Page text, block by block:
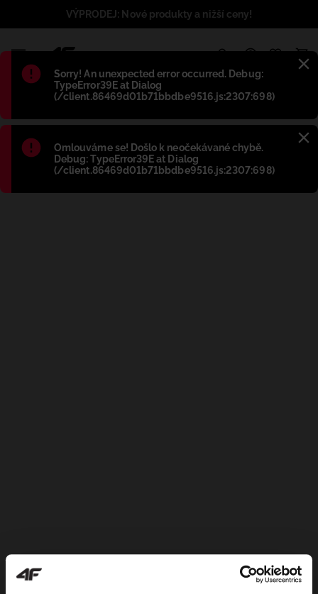
Błąd:
Sorry! An unexpected error occurred. Debug:
TypeError39E at Dialog
(/client.86469d01b71bbdbe9516.js:2307:698)
Błąd:
Omlouváme se! Došlo k neočekávané chybě.
Debug: TypeError39E at Dialog
(/client.86469d01b71bbdbe9516.js:2307:698)
VÝPRODEJ: Nové produkty a nižší ceny!